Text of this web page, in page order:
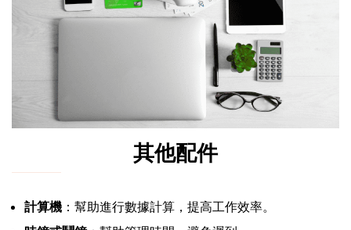
其他配件
計算機 ：幫助進行數據計算，提高工作效率。